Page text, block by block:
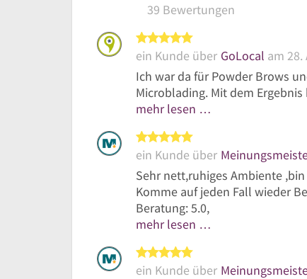
39 Bewertungen
ein Kunde über GoLocal am 28.
Ich war da für Powder Brows
Microblading. Mit dem Ergebnis
mehr lesen …
ein Kunde über
Sehr nett,ruhiges Ambiente
Komme auf jeden Fall wieder
Beratung: 5.0,
mehr lesen …
ein Kunde über